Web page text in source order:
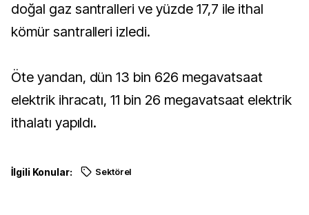
doğal gaz santralleri ve yüzde 17,7 ile ithal
kömür santralleri izledi.
Öte yandan, dün 13 bin 626 megavatsaat
elektrik ihracatı, 11 bin 26 megavatsaat elektrik
ithalatı yapıldı.
İlgili Konular: Sektörel